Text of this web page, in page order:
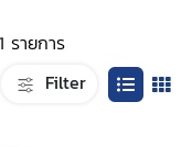
รายการ
Filter